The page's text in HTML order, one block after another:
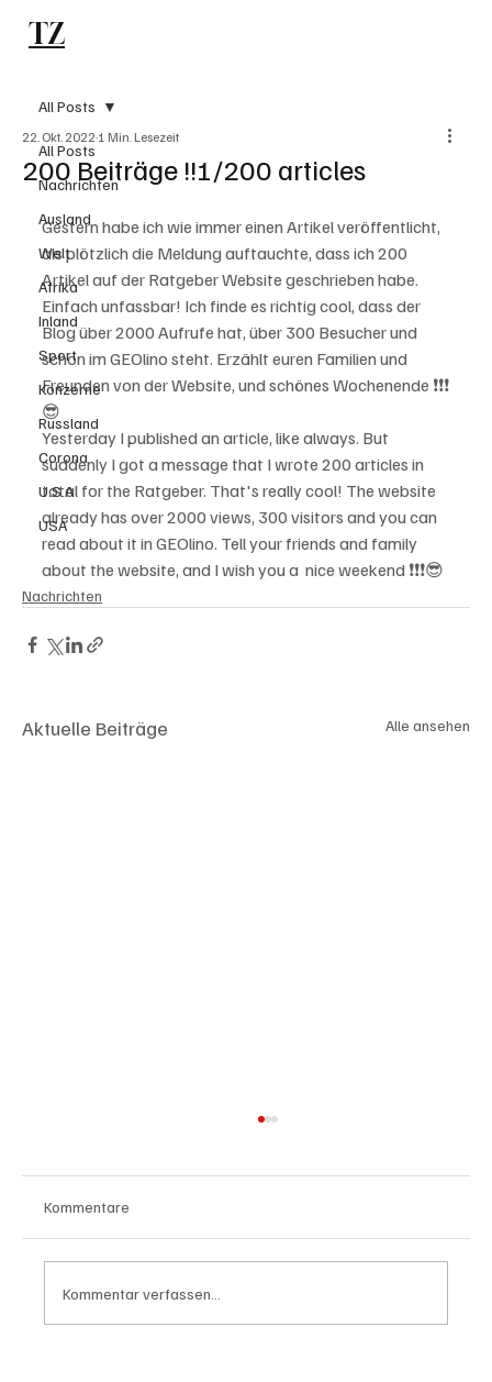
TZ
All Posts
Nachrichten
Ausland
Welt
Afrika
Inland
Sport
Konzerne
Russland
Corona
U.S.A
USA
All Posts
200 Beiträge !!!/200 articles
22. Okt. 2022 1 Min. Lesezeit
Gestern habe ich wie immer einen Artikel veröffentlicht,
als plötzlich die Meldung auftauchte, dass ich 200
Artikel auf der Ratgeber Website geschrieben habe.
Einfach unfassbar! Ich finde es richtig cool, dass der
Blog über 2000 Aufrufe hat, über 300 Besucher und
schon im GEOlino steht. Erzählt euren Familien und
Freunden von der Website, und schönes Wochenende ❗❗❗
😎
Yesterday I published an article, like always. But
suddenly I got a message that I wrote 200 articles in
total for the Ratgeber. That's really cool! The website
already has over 2000 views, 300 visitors and you can
read about it in GEOlino. Tell your friends and family
about the website, and I wish you a  nice weekend ❗❗❗😎
Nachrichten
Aktuelle Beiträge Alle ansehen
Kommentare
Kommentar verfassen...